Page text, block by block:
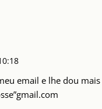
email e lhe dou